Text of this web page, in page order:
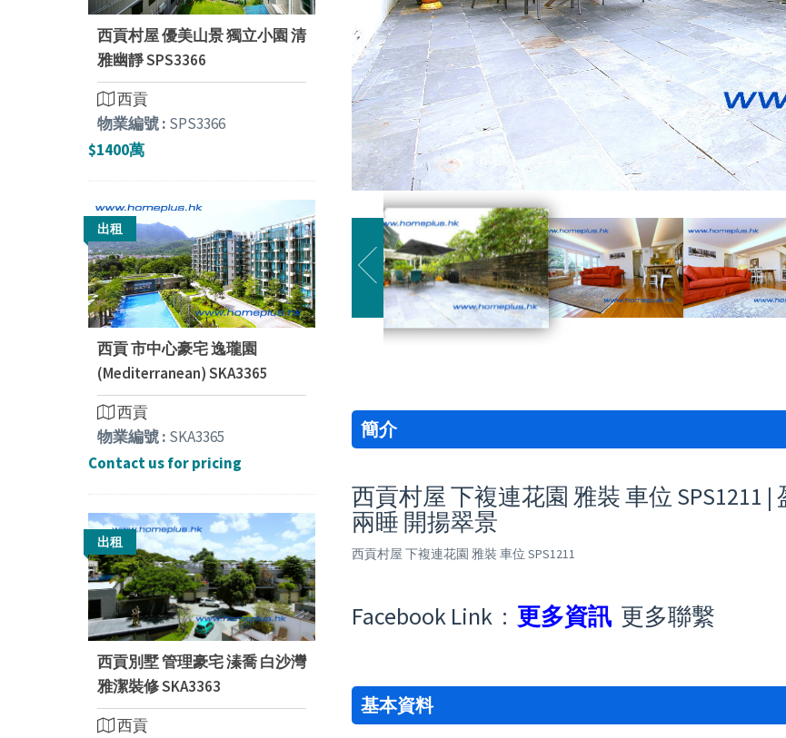
簡介
西貢村屋 下複連花園 雅裝 車位 SPS1211
兩睡 開揚翠景
西貢村屋 下複連花園 雅裝 車位 SPS1211
Facebook Link : 更多資訊 更多聯繫
基本資料
西貢村屋 優美山景 獨立小園 清
雅幽靜 SPS3366
西貢
物業編號 : SPS3366
$1400萬
出租
西貢 市中心豪宅 逸瓏園
(Mediterranean) SKA3365
西貢
物業編號 : SKA3365
Contact us for pricing
出租
西貢別墅 管理豪宅 溱喬 白沙灣
雅潔裝修 SKA3363
西貢